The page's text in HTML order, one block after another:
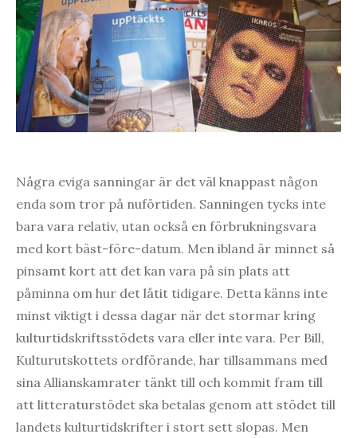
Några eviga sanningar är det väl knappast någon
enda som tror på nuförtiden. Sanningen tycks inte
bara vara relativ, utan också en förbrukningsvara
med kort bäst-före-datum. Men ibland är minnet så
pinsamt kort att det kan vara på sin plats att
påminna om hur det låtit tidigare. Detta känns inte
minst viktigt i dessa dagar när det stormar kring
kulturtidskriftsstödets vara eller inte vara. Per Bill,
Kulturutskottets ordförande, har tillsammans med
sina Allianskamrater tänkt till och kommit fram till
att litteraturstödet ska betalas genom att stödet till
landets kulturtidskrifter i stort sett slopas. Men